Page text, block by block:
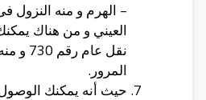
– الهرم و منه النزول
العيني و من هناك
نقل عام رقم 730
و
المرور.
حيث أنه يمكنك